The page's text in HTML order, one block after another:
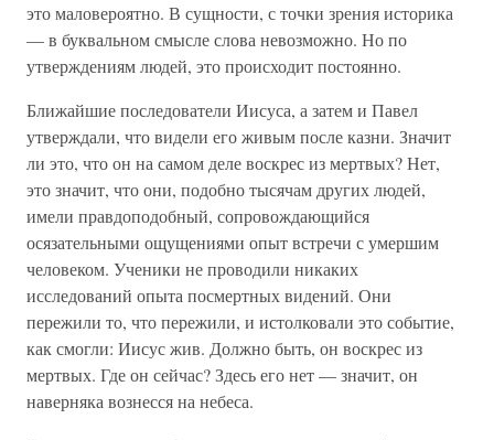
это маловероятно. В сущности, с точки зрения историка
— в буквальном смысле слова невозможно. Но по
утверждениям людей, это происходит постоянно.
Ближайшие последователи Иисуса, а затем и Павел
утверждали, что видели его живым после казни. Значит
ли это, что он на самом деле воскрес из мертвых? Нет,
это значит, что они, подобно тысячам других людей,
имели правдоподобный, сопровождающийся
осязательными ощущениями опыт встречи с умершим
человеком. Ученики не проводили никаких
исследований опыта посмертных видений. Они
пережили то, что пережили, и истолковали это событие,
как смогли: Иисус жив. Должно быть, он воскрес из
мертвых. Где он сейчас? Здесь его нет — значит, он
наверняка вознесся на небеса.